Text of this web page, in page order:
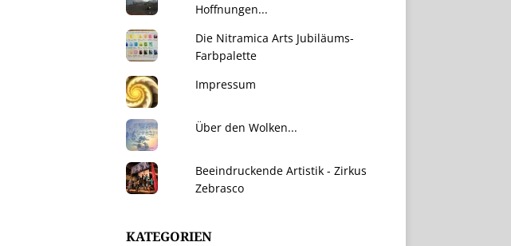
Hoffnungen...
Die Nitramica Arts Jubiläums-
Farbpalette
Impressum
Über den Wolken...
Beeindruckende Artistik - Zirkus
Zebrasco
KATEGORIEN